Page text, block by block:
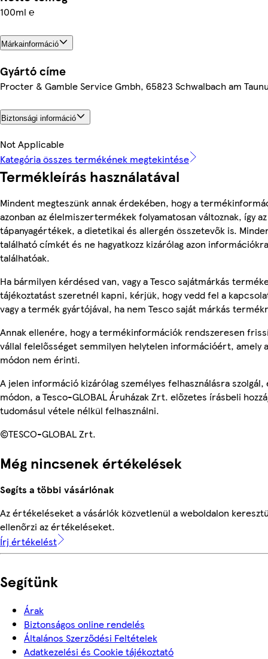
100ml ℮
Márkainformáció
Gyártó címe
Procter & Gamble Service Gmbh, 65823 Schwalbach am
Biztonsági információ
Not Applicable
Kategória összes termékének megtekintése
Termékleírás használatával
Mindent megteszünk annak érdekében, hogy a
azonban az élelmiszertermékek folyamatosan változnak, így
tápanyagértékek, a dietetikai és allergén összetevők is.
található címkét és ne hagyatkozz kizárólag azon
találhatóak.
Ha bármilyen kérdésed van, vagy a Tesco sajátmárkás
tájékoztatást szeretnél kapni, kérjük, hogy vedd fel a
vagy a termék gyártójával, ha nem Tesco saját márkás
Annak ellenére, hogy a termékinformációk rendszeresen
vállal felelősséget semmilyen helytelen információért, amely
módon nem érinti.
A jelen információ kizárólag személyes felhasználásra
módon, a Tesco-GLOBAL Áruházak Zrt. előzetes írásbeli
tudomásul vétele nélkül felhasználni.
©TESCO-GLOBAL Zrt.
Még nincsenek értékelések
Segíts a többi vásárlónak
Az értékeléseket a vásárlók közvetlenül a weboldalon
ellenőrzi az értékeléseket.
Írj értékelést
Segítünk
Árak
Biztonságos online rendelés
Általános Szerződési Feltételek
Adatkezelési és Cookie tájékoztató